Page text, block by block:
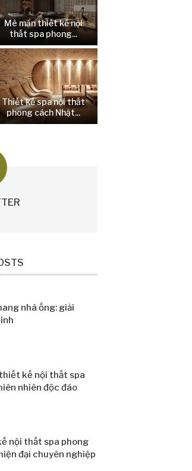
Mê mẩn thiết kế nội
thất spa phong...
Thiết kế spa nội thất
phong cách Nhật...
nhà ống: giải
kế nội thất spa
nhiên độc đáo
nội thất spa phong
đại chuyên nghiệp